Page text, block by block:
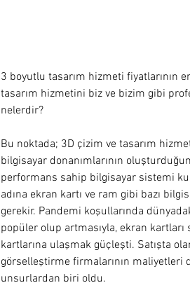
3 boyutlu tasarım hizmeti fiyatlarının
tasarım hizmetini biz ve bizim gibi
nelerdir?
Bu noktada; 3D çizim ve tasarım
bilgisayar donanımlarının
performans sahip bilgisayar sistemi
adına ekran kartı ve ram gibi bazı
gerekir. Pandemi koşullarında
popüler olup artmasıyla, ekran
kartlarına ulaşmak güçleşti. Satışta
görselleştirme firmalarının
unsurlardan biri oldu.